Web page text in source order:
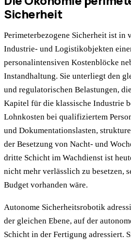
Sicherheit
Perimeterbezogene Sicherheit ist in
Industrie- und Logistikobjekten
personalintensiven Kostenblöcke
Instandhaltung. Sie unterliegt den
und regulatorischen Belastungen,
Kapitel für die klassische Industrie
Lohnkosten bei qualifiziertem
und Dokumentationslasten,
der Besetzung von Nacht- und
dritte Schicht im Wachdienst ist
nicht mehr verlässlich zu besetzen,
Budget vorhanden wäre.
Autonome Sicherheitsrobotik
der gleichen Ebene, auf der
Schicht in der Fertigung adressiert.